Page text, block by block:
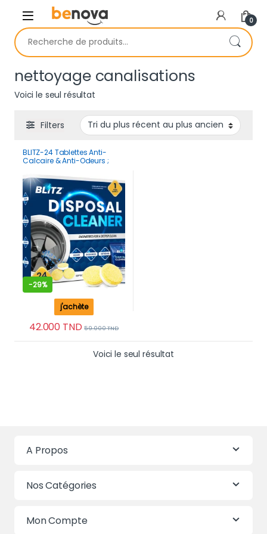
Skip to navigation
Skip to content
0
Recherche pour :
nettoyage canalisations
Voici le seul résultat
Filters
BLITZ-24 Tablettes Anti-
Calcaire & Anti-Odeurs ;
-29%
42.000 TND 59.000TND
j'achète
Voici le seul résultat
A Propos
Nos Catégories
Mon Compte